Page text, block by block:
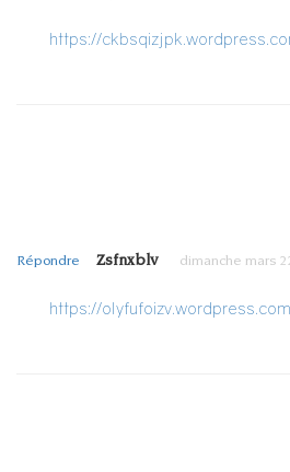
https://
Zsfnxblv dimanche mars
Répondre
https://olyfufoizv.wordpress.com